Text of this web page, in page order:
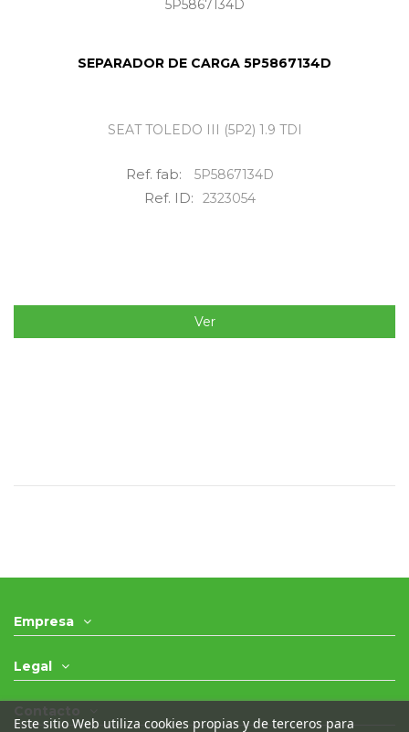
SEPARADOR DE CARGA 5P5867134D
SEAT TOLEDO III (5P2) 1.9 TDI
Ref. fab: 5P5867134D
Ref. ID: 2323054
Ver
Empresa
Legal
Este sitio Web utiliza cookies propias y de terceros para